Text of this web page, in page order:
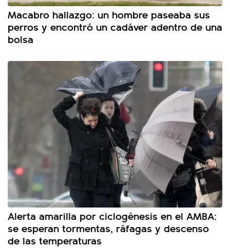
Macabro hallazgo: un hombre paseaba sus
perros y encontró un cadáver adentro de una
bolsa
Alerta amarilla por ciclogénesis en el AMBA:
se esperan tormentas, ráfagas y descenso
de las temperaturas